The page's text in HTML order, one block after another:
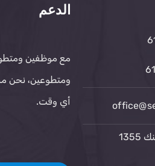
الدعم
مع موظفين
ومتطوعين، نحن
أي وقت.